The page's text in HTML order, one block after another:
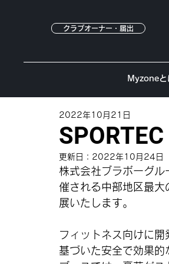
クラブオーナー・届出
Myzoneと
2022年10月21日
更新日： 2022年10月24日
株式会社ブラボーグ
催される中部地区最
展いたします。
フィットネス向けに
基づいた安全で効果的